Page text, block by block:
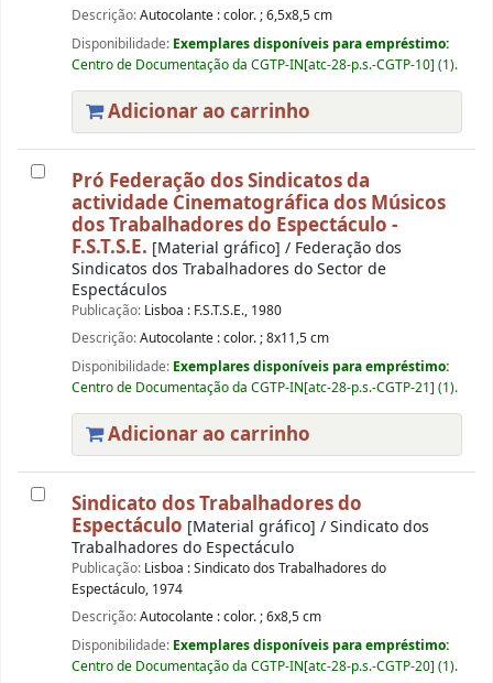
Descrição:Autocolante : color. ; 6,5x8,5 cm
Disponibilidade: Exemplares disponíveis para empréstimo:
Centro de Documentação da CGTP-IN[atc-28-p.s.-CGTP-10] (1).
Adicionar ao carrinho
Pró Federação dos Sindicatos da
actividade Cinematográfica dos Músicos
dos Trabalhadores do Espectáculo -
F.S.T.S.E. [Material gráfico] / Federação dos
Sindicatos dos Trabalhadores do Sector de
Espectáculos
Publicação: Lisboa : F.S.T.S.E., 1980
Descrição:Autocolante : color. ; 8x11,5 cm
Disponibilidade: Exemplares disponíveis para empréstimo:
Centro de Documentação da CGTP-IN[atc-28-p.s.-CGTP-21] (1).
Adicionar ao carrinho
Sindicato dos Trabalhadores do
Espectáculo [Material gráfico] / Sindicato dos
Trabalhadores do Espectáculo
Publicação: Lisboa : Sindicato dos Trabalhadores do
Espectáculo, 1974
Descrição:Autocolante : color. ; 6x8,5 cm
Disponibilidade: Exemplares disponíveis para empréstimo:
Centro de Documentação da CGTP-IN[atc-28-p.s.-CGTP-20] (1).